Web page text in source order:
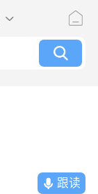
跟读